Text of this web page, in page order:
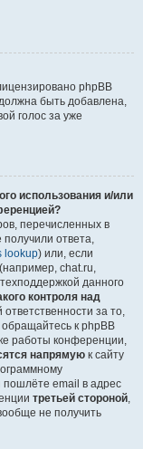
phpBB
быть добавлена,
голос за уже
использования и/или
перечисленных в
ответа,
lookup) или, если
chat.ru,
данного
контроля над
за то,
к phpBB
работы конференции,
напрямую к сайту
пошлёте email в адрес
третьей стороной,
не получить